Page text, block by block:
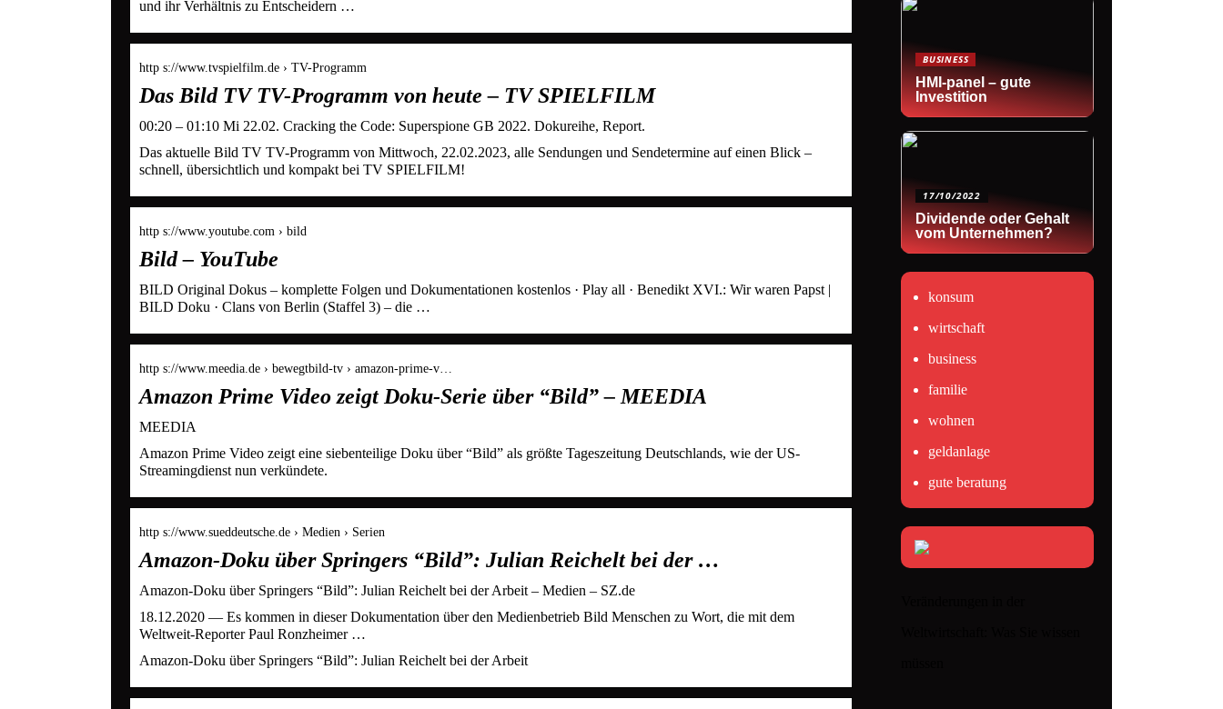
und ihr Verhältnis zu Entscheidern …
http s://www.tvspielfilm.de › TV-Programm
Das Bild TV TV-Programm von heute – TV SPIELFILM
00:20 – 01:10 Mi 22.02. Cracking the Code: Superspione GB 2022. Dokureihe, Report.
Das aktuelle Bild TV TV-Programm von Mittwoch, 22.02.2023, alle Sendungen und Sendetermine auf einen Blick –
schnell, übersichtlich und kompakt bei TV SPIELFILM!
http s://www.youtube.com › bild
Bild – YouTube
BILD Original Dokus – komplette Folgen und Dokumentationen kostenlos · Play all · Benedikt XVI.: Wir waren Papst |
BILD Doku · Clans von Berlin (Staffel 3) – die …
http s://www.meedia.de › bewegtbild-tv › amazon-prime-v…
Amazon Prime Video zeigt Doku-Serie über “Bild” – MEEDIA
MEEDIA
Amazon Prime Video zeigt eine siebenteilige Doku über “Bild” als größte Tageszeitung Deutschlands, wie der US-
Streamingdienst nun verkündete.
http s://www.sueddeutsche.de › Medien › Serien
Amazon-Doku über Springers “Bild”: Julian Reichelt bei der …
Amazon-Doku über Springers “Bild”: Julian Reichelt bei der Arbeit – Medien – SZ.de
18.12.2020 — Es kommen in dieser Dokumentation über den Medienbetrieb Bild Menschen zu Wort, die mit dem
Weltweit-Reporter Paul Ronzheimer …
Amazon-Doku über Springers “Bild”: Julian Reichelt bei der Arbeit
BUSINESS
HMI-panel – gute
Investition
17/10/2022
Dividende oder Gehalt
vom Unternehmen?
konsum
wirtschaft
business
familie
wohnen
geldanlage
gute beratung